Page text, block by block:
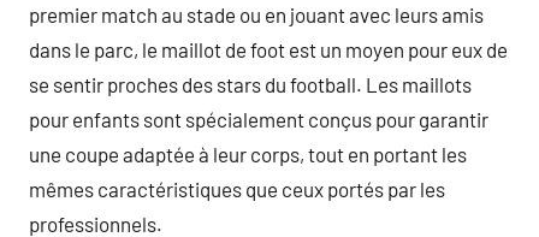
premier match au stade ou en jouant avec leurs amis
dans le parc, le maillot de foot est un moyen pour eux de
se sentir proches des stars du football. Les maillots
pour enfants sont spécialement conçus pour garantir
une coupe adaptée à leur corps, tout en portant les
mêmes caractéristiques que ceux portés par les
professionnels.